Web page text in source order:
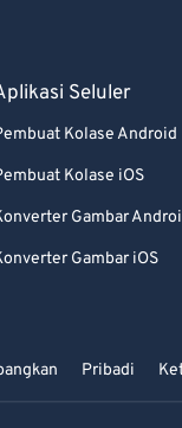
Seluler
Kolase Android
Kolase iOS
Gambar
Gambar iOS
Pribadi